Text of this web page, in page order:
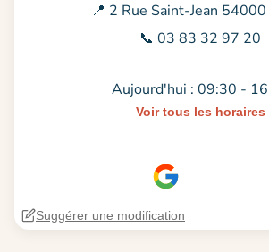
📍 2 Rue Saint-Jean
📞 03 83 32 97 20
Aujourd'hui : 09:30 -
Voir tous les horaires
Suggérer une modification